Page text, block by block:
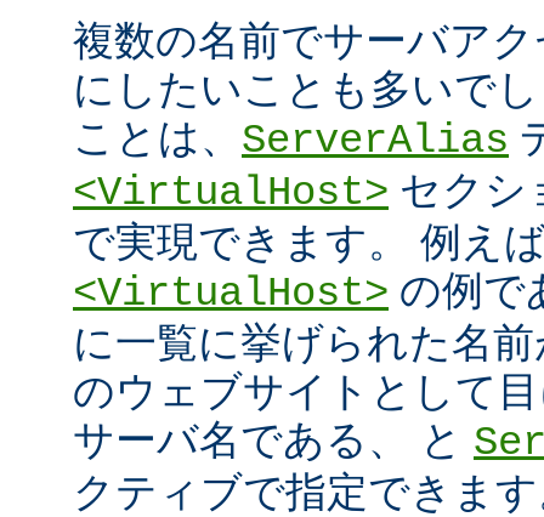
複数の名前でサーバア
にしたいことも多いで
ことは、 ServerAlias
<VirtualHost> セクシ
で実現できます。 例え
<VirtualHost> の例で
に一覧に挙げられた名
のウェブサイトとして
サーバ名である、 と
クティブで指定できま